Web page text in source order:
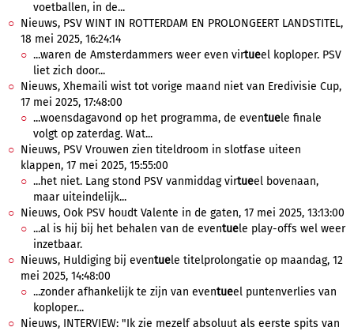
voetballen, in de...
Nieuws, PSV WINT IN ROTTERDAM EN PROLONGEERT LANDSTITEL,
18 mei 2025, 16:24:14
...waren de Amsterdammers weer even virtueel koploper. PSV
liet zich door...
Nieuws, Xhemaili wist tot vorige maand niet van Eredivisie Cup,
17 mei 2025, 17:48:00
...woensdagavond op het programma, de eventuele finale
volgt op zaterdag. Wat...
Nieuws, PSV Vrouwen zien titeldroom in slotfase uiteen
klappen, 17 mei 2025, 15:55:00
...het niet. Lang stond PSV vanmiddag virtueel bovenaan,
maar uiteindelijk...
Nieuws, Ook PSV houdt Valente in de gaten, 17 mei 2025, 13:13:00
...al is hij bij het behalen van de eventuele play-offs wel weer
inzetbaar.
Nieuws, Huldiging bij eventuele titelprolongatie op maandag, 12
mei 2025, 14:48:00
...zonder afhankelijk te zijn van eventueel puntenverlies van
koploper...
Nieuws, INTERVIEW: "Ik zie mezelf absoluut als eerste spits van